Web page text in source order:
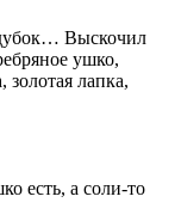
Выскочил
ушко,
золотая лапка,
есть, а соли-то